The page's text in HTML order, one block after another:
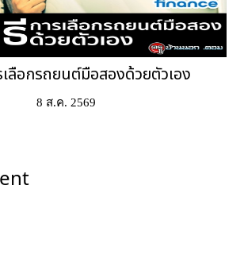
ลือกรถยนต์มือสองด้วยตัวเอง
8 ส.ค. 2569